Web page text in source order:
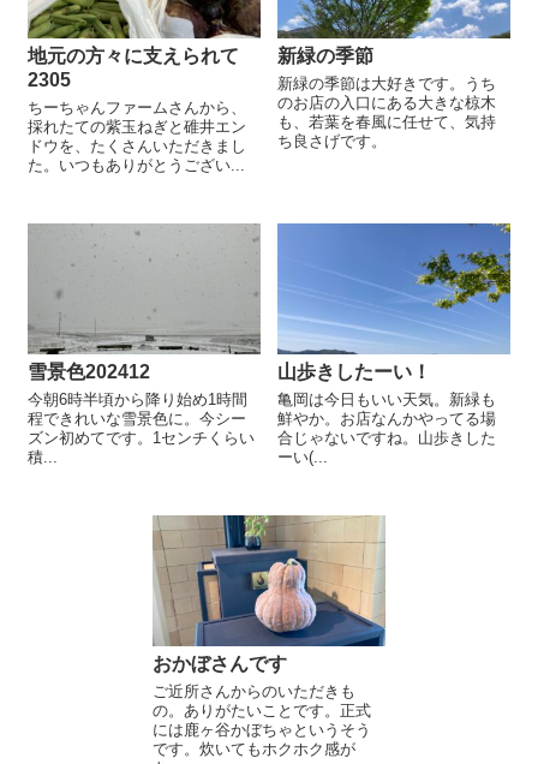
地元の方々に支えられて
2305
ちーちゃんファームさんから、
採れたての紫玉ねぎと碓井エン
ドウを、たくさんいただきまし
た。いつもありがとうござい...
新緑の季節
新緑の季節は大好きです。うち
のお店の入口にある大きな椋木
も、若葉を春風に任せて、気持
ち良さげです。
雪景色202412
今朝6時半頃から降り始め1時間
程できれいな雪景色に。今シー
ズン初めてです。1センチくらい
積...
山歩きしたーい！
亀岡は今日もいい天気。新緑も
鮮やか。お店なんかやってる場
合じゃないですね。山歩きした
ーい(...
おかぼさんです
ご近所さんからのいただきも
の。ありがたいことです。正式
には鹿ヶ谷かぼちゃというそう
です。炊いてもホクホク感が